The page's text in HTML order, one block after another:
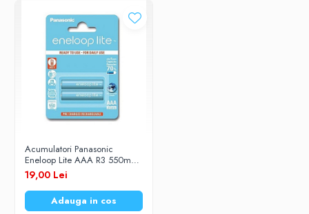
Acumulatori Panasonic
Eneloop Lite AAA R3 550mAh
1,2V Ni-MH BK-4LCCE/2BE
set 2 buc.
19,00 Lei
Adauga in cos